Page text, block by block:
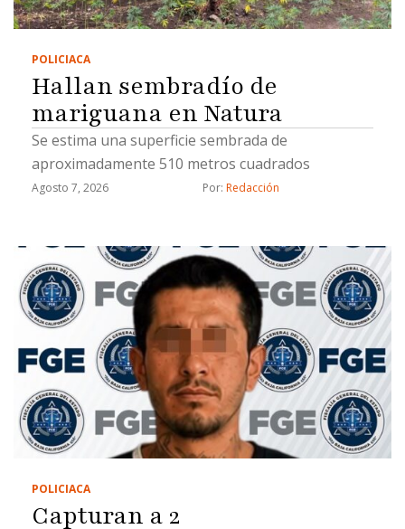
POLICIACA
Hallan sembradío de
mariguana en Natura
Se estima una superficie sembrada de
aproximadamente 510 metros cuadrados
Agosto 7, 2026 Por: Redacción
POLICIACA
Capturan a 2